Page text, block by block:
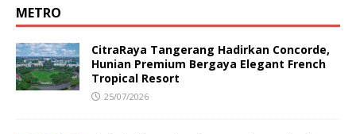
METRO
CitraRaya Tangerang Hadirkan Concorde,
Hunian Premium Bergaya Elegant French
Tropical Resort
25/07/2026